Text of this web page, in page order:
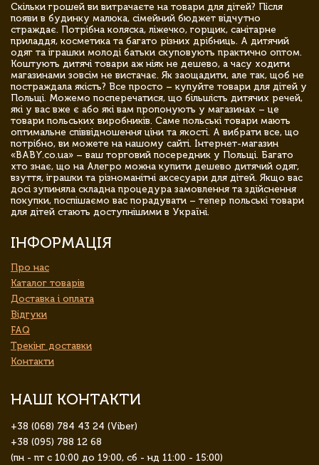
Скільки грошей ви витрачаєте на товари для дітей? Після
появи в будинку малюка, сімейний бюджет відчутно
страждає. Потрібна коляска, ліжечко, горщик, санітарне
приладдя, косметика та багато різних дрібниць. А дитячий
одяг та іграшки молоді батьки скуповують практично оптом.
Коштують дитячі товари аж ніяк не дешево, а часу ходити
магазинами зовсім не вистачає. Як заощадити, але так, щоб не
постраждала якість? Все просто – купуйте товари для дітей у
Польщі. Можемо посперечатися, що більшість дитячих речей,
які у вас вже є або які вам пропонують у магазинах – це
товари польських виробників. Саме польські товари мають
оптимальне співвідношення ціни та якості. А вибрати все, що
потрібно, ви можете на нашому сайті. Інтернет-магазин
«BABY.co.ua» – ваш торговий посередник у Польщі. Багато
хто знає, що на Алегро можна купити дешево дитячий одяг,
взуття, іграшки та різноманітні аксесуари для дітей. Якщо вас
досі зупиняла складна процедура замовлення та здійснення
покупки, поспішаємо вас порадувати – тепер польські товари
для дітей стають доступнішими в Україні.
ІНФОРМАЦІЯ
Про нас
Каталог товарів
Доставка і оплата
Відгуки
FAQ
Трекінг доставки
Контакти
НАШІ КОНТАКТИ
+38 (068) 784 43 24 (Viber)
+38 (095) 788 12 68
(пн - пт с 10:00 до 19:00, сб - нд 11:00 - 15:00)